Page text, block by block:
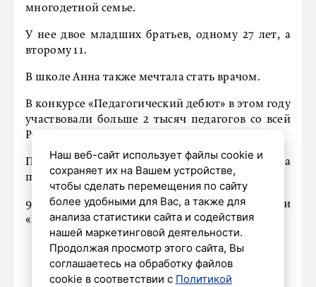
многодетной семье.
У нее двое младших братьев, одному 27 лет, а
второму 11.
В школе Анна также мечтала стать врачом.
В конкурсе «Педагогический дебют» в этом году
участвовали больше 2 тысяч педагогов со всей
России.
Петербург на очном туре конкурса
представляли 24 педагога.
9 петербургских педагогов стали победителями
«Педагогического дебюта».
Наш веб-сайт использует файлы cookie и
сохраняет их на Вашем устройстве,
чтобы сделать перемещения по сайту
более удобными для Вас, а также для
анализа статистики сайта и содействия
нашей маркетинговой деятельности.
Продолжая просмотр этого сайта, Вы
соглашаетесь на обработку файлов
cookie в соответствии с Политикой